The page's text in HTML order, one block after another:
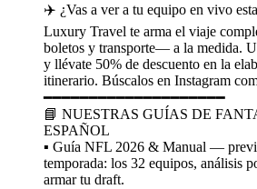
✈️ ¿Vas a ver a tu equipo en vivo
Luxury Travel te arma el viaje
boletos y transporte— a la medida.
y llévate 50% de descuento en la
itinerario. Búscalos en Instagram
━━━━━━━━━━━━━━━━━━━━
📘 NUESTRAS GUÍAS DE
ESPAÑOL
▪️ Guía NFL 2026 & Manual —
temporada: los 32 equipos, análisis
armar tu draft.